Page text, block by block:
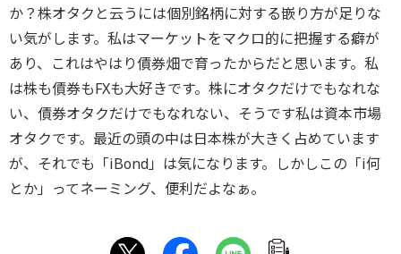
か？株オタクと云うには個別銘柄に対する嵌り方が足りな
い気がします。私はマーケットをマクロ的に把握する癖が
あり、これはやはり債券畑で育ったからだと思います。私
は株も債券もFXも大好きです。株にオタクだけでもなれな
い、債券オタクだけでもなれない、そうです私は資本市場
オタクです。最近の頭の中は日本株が大きく占めています
が、それでも「iBond」は気になります。しかしこの「i何
とか」ってネーミング、便利だよなぁ。